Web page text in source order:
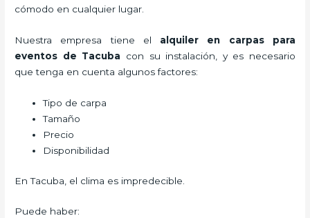
cómodo en cualquier lugar.
Nuestra empresa tiene el alquiler en carpas para
eventos de Tacuba con su instalación, y es necesario
que tenga en cuenta algunos factores:
Tipo de carpa
Tamaño
Precio
Disponibilidad
En Tacuba, el clima es impredecible.
Puede haber: